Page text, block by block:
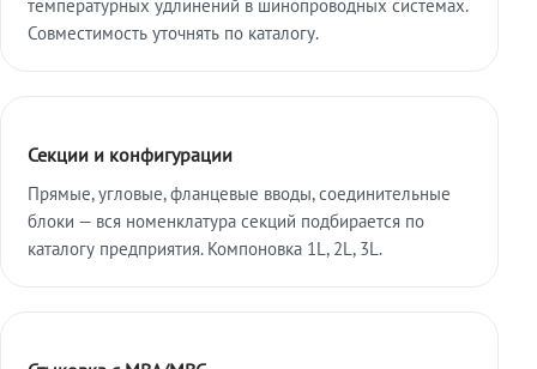
температурных удлинений в шинопроводных системах.
Совместимость уточнять по каталогу.
Секции и конфигурации
Прямые, угловые, фланцевые вводы, соединительные
блоки — вся номенклатура секций подбирается по
каталогу предприятия. Компоновка 1L, 2L, 3L.